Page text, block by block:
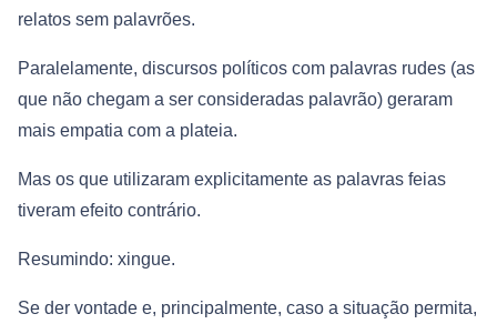
relatos sem palavrões.
Paralelamente, discursos políticos com palavras rudes (as
que não chegam a ser consideradas palavrão) geraram
mais empatia com a plateia.
Mas os que utilizaram explicitamente as palavras feias
tiveram efeito contrário.
Resumindo: xingue.
Se der vontade e, principalmente, caso a situação permita,